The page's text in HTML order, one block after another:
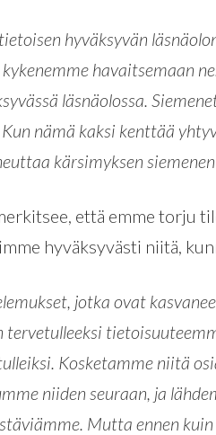
hyväksyvän
havaitsemaan
läsnäolossa.
nämä kaksi kenttää
kärsimyksen
että emme torju
hyväksyvästi niitä,
jotka ovat
Kosketamme niitä
niiden seuraan, ja
Mutta ennen